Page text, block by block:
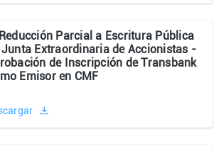
Parcial a Escritura Pública
Extraordinaria de Accionistas -
de Inscripción de Transbank
Emisor en CMF